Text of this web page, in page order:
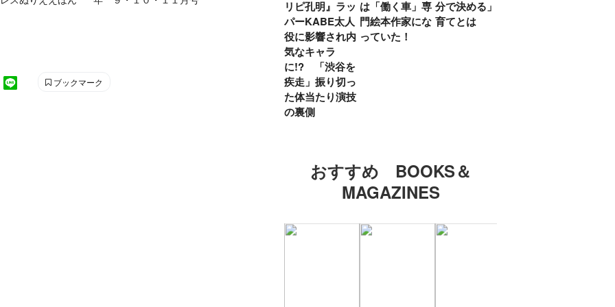
ブックマーク
リピ孔明』ラッ
パーKABE太人
役に影響され内
気なキャラ
に!? 「渋谷を
疾走」振り切っ
た体当たり演技
の裏側
は「働く車」専
門絵本作家にな
っていた！
分で決める」子
育てとは
おすすめ BOOKS＆
MAGAZINES